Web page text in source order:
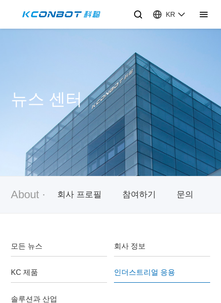
KR
뉴스 센터
About · 회사 프로필 참여하기 문의
모든 뉴스 회사 정보
KC 제품 인더스트리얼 응용
솔루션과 산업